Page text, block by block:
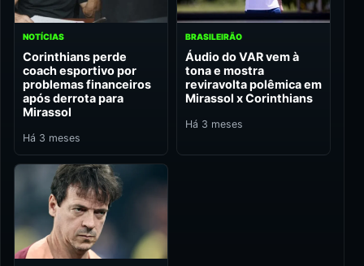
NOTÍCIAS
Corinthians perde
coach esportivo por
problemas financeiros
após derrota para
Mirassol
Há 3 meses
BRASILEIRÃO
Áudio do VAR vem à
tona e mostra
reviravolta polêmica em
Mirassol x Corinthians
Há 3 meses